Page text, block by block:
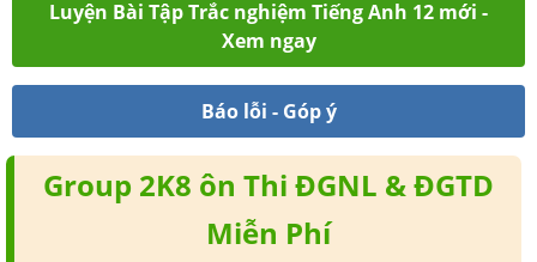
Luyện Bài Tập Trắc nghiệm Tiếng Anh 12 mới -
Xem ngay
Báo lỗi - Góp ý
Group 2K8 ôn Thi ĐGNL & ĐGTD
Miễn Phí